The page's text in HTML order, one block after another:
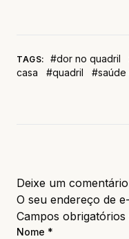
TAGS: #dor no quadril
casa
#quadril #saúde
Deixe um comentário
O seu endereço de
Campos
Nome *